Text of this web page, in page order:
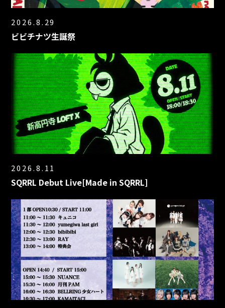
2026.8.29
ビビチナツ生誕祭
2026.8.11
SQRRL Debut Live[Made in SQRRL]